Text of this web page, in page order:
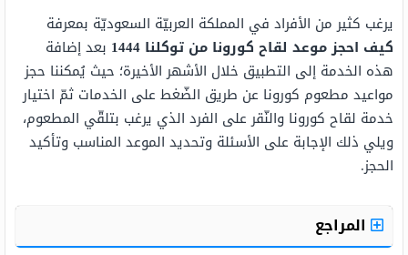
يرغب كثير من الأفراد في المملكة العربيّة السعوديّة بمعرفة
كيف احجز موعد لقاح كورونا من توكلنا 1444
بعد إضافة
هذه الخدمة إلى التطبيق خلال الأشهر الأخيرة؛ حيث يُمكننا حجز
مواعيد مطعوم كورونا عن طريق الضّغط على الخدمات ثمّ اختيار
خدمة لقاح كورونا والنّقر على الفرد الذي يرغب بتلقّي المطعوم،
ويلي ذلك الإجابة على الأسئلة وتحديد الموعد المناسب وتأكيد
الحجز.
المراجع